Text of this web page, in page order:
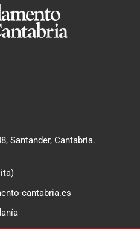
Santander, Cantabria.
cantabria.es